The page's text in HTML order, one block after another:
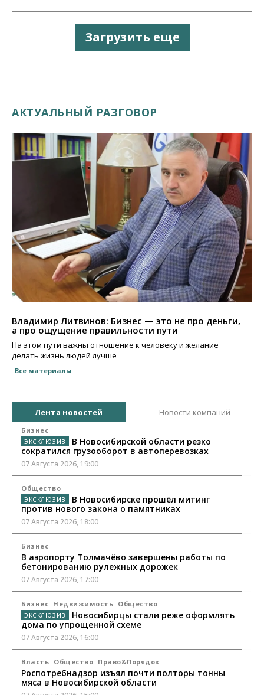
Загрузить еще
АКТУАЛЬНЫЙ РАЗГОВОР
Владимир Литвинов: Бизнес — это не про деньги,
а про ощущение правильности пути
На этом пути важны отношение к человеку и желание
делать жизнь людей лучше
Все материалы
Лента новостей Новости компаний
Бизнес
В Новосибирской области резко
сократился грузооборот в автоперевозках
07 Августа 2026, 19:00
Общество
В Новосибирске прошёл митинг
против нового закона о памятниках
07 Августа 2026, 18:00
Бизнес
В аэропорту Толмачёво завершены работы по
бетонированию рулежных дорожек
07 Августа 2026, 17:00
Бизнес Недвижимость Общество
Новосибирцы стали реже оформлять
дома по упрощенной схеме
07 Августа 2026, 16:00
Власть Общество Право&Порядок
Роспотребнадзор изъял почти полторы тонны
мяса в Новосибирской области